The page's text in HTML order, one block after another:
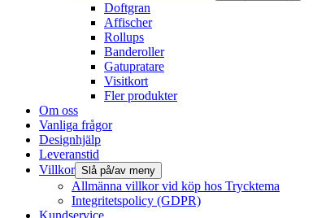
Doftgran
Affischer
Rollups
Banderoller
Gatupratare
Visitkort
Fler produkter
Om oss
Vanliga frågor
Designhjälp
Leveranstid
Villkor Slå på/av meny
Allmänna villkor vid köp hos Trycktema
Integritetspolicy (GDPR)
Kundservice